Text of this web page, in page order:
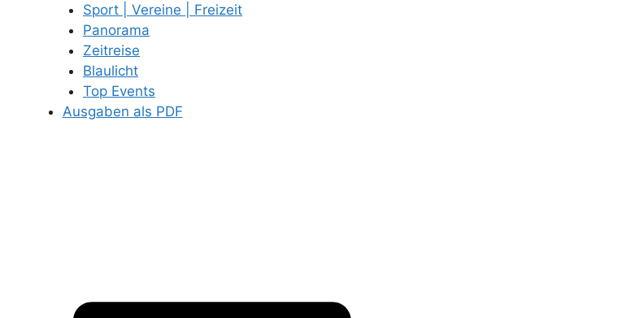
Sport | Vereine | Freizeit
Panorama
Zeitreise
Blaulicht
Top Events
Ausgaben als PDF